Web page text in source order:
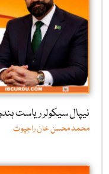
نیپال سیکولر ریاست
محمد محسن خان راجپوت